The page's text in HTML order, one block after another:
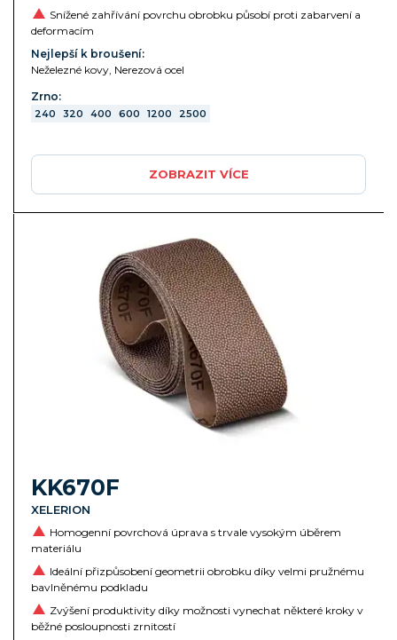
Snížené zahřívání povrchu obrobku působí proti zabarvení a
deformacím
Nejlepší k broušení:
Neželezné kovy, Nerezová ocel
Zrno:
240 320 400 600 1200 2500
ZOBRAZIT VÍCE
KK670F
XELERION
Homogenní povrchová úprava s trvale vysokým úběrem
materiálu
Ideální přizpůsobení geometrii obrobku díky velmi pružnému
bavlněnému podkladu
Zvýšení produktivity díky možnosti vynechat některé kroky v
běžné posloupnosti zrnitostí